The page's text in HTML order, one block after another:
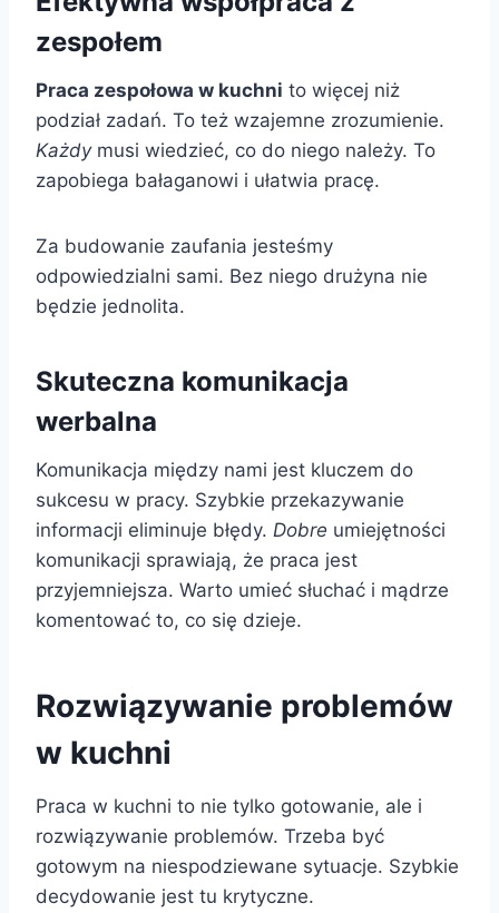
zespołem
Praca zespołowa w kuchni to więcej niż
podział zadań. To też wzajemne zrozumienie.
Każdymusi wiedzieć, co do niego należy. To
zapobiega bałaganowi i ułatwia pracę.
Za budowanie zaufania jesteśmy
odpowiedzialni sami. Bez niego drużyna nie
będzie jednolita.
Skuteczna komunikacja
werbalna
Komunikacja między nami jest kluczem do
sukcesu w pracy. Szybkie przekazywanie
informacji eliminuje błędy. Dobre umiejętności
komunikacji sprawiają, że praca jest
przyjemniejsza. Warto umieć słuchać i mądrze
komentować to, co się dzieje.
Rozwiązywanie problemów
w kuchni
Praca w kuchni to nie tylko gotowanie, ale i
rozwiązywanie problemów. Trzeba być
gotowym na niespodziewane sytuacje. Szybkie
decydowanie jest tu krytyczne.